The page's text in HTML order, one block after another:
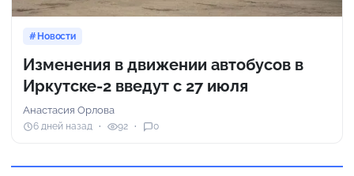
Новости
Изменения в движении автобусов в
Иркутске-2 введут с 27 июля
Анастасия Орлова
6 дней назад 92 0